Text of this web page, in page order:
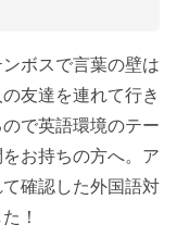
ボスで言葉の壁は
友達を連れて行き
で英語環境のテー
お持ちの方へ。ア
確認した外国語対
！